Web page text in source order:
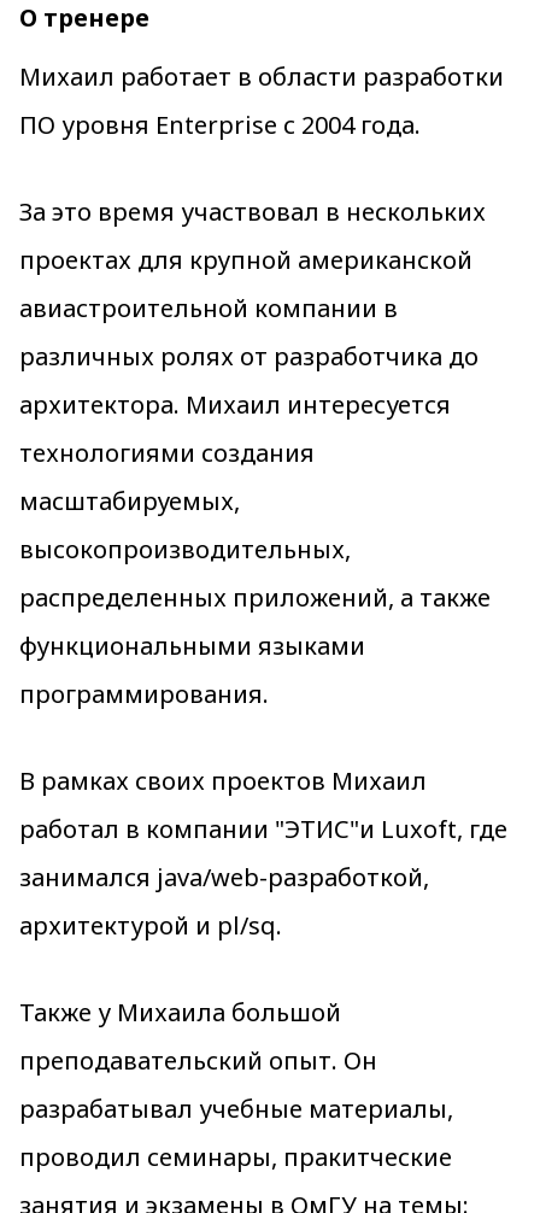
О тренере
Михаил работает в области разработки
ПО уровня Enterprise с 2004 года.
За это время участвовал в нескольких
проектах для крупной американской
авиастроительной компании в
различных ролях от разработчика до
архитектора. Михаил интересуется
технологиями создания
масштабируемых,
высокопроизводительных,
распределенных приложений, а также
функциональными языками
программирования.
В рамках своих проектов Михаил
работал в компании "ЭТИС"и Luxoft, где
занимался java/web-разработкой,
архитектурой и pl/sq.
Также у Михаила большой
преподавательский опыт. Он
разрабатывал учебные материалы,
проводил семинары, пракитческие
занятия и экзамены в ОмГУ на темы: